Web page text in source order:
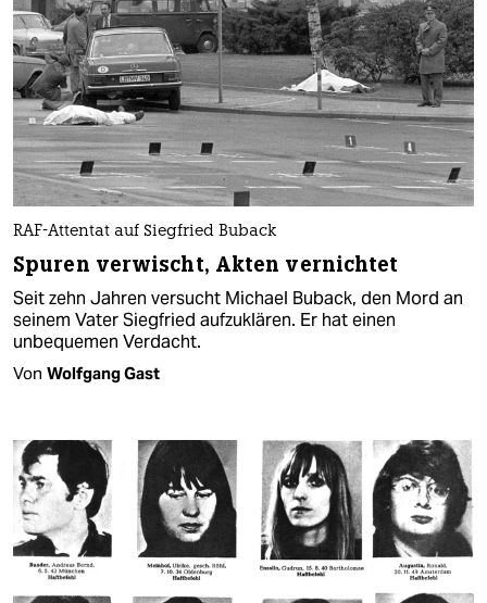
RAF-Attentat auf Siegfried Buback
Spuren verwischt, Akten vernichtet
Seit zehn Jahren versucht Michael Buback, den Mord an
seinem Vater Siegfried aufzuklären. Er hat einen
unbequemen Verdacht.
Von Wolfgang Gast